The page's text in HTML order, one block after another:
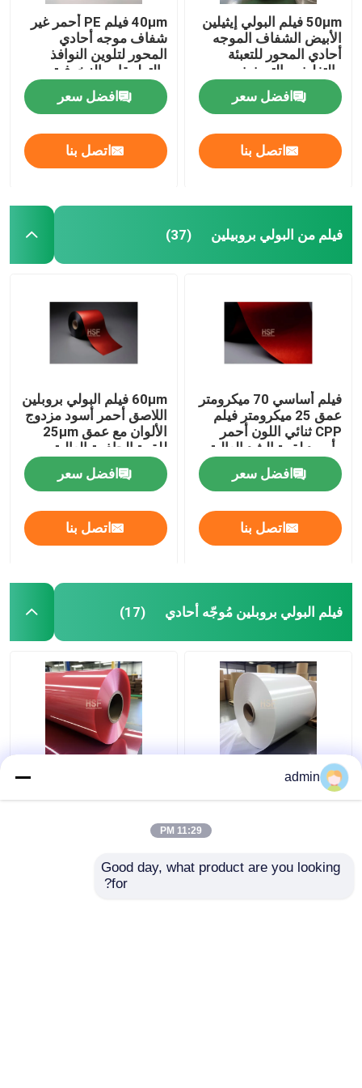
50μm فيلم البولي إيثيلين
الأبيض الشفاف الموجه
أحادي المحور للتعبئة
والتغليف والتصفيف
افضل سعر
اتصل بنا
40μm فيلم PE أحمر غير
شفاف موجه أحادي
المحور لتلوين النوافذ
والتطبيقات الزخرفية
افضل سعر
اتصل بنا
فيلم من البولي بروبيلين (37)
فيلم أساسي 70 ميكرومتر
عمق 25 ميكرومتر فيلم
CPP ثنائي اللون أحمر
وأسود لقوة الشد العالية
والتعبئة المقاومة للتمزق
افضل سعر
اتصل بنا
60μm فيلم البولي بروبلين
اللاصق أحمر أسود مزدوج
الألوان مع عمق 25μm
للقوة الجاذبية العالية
ومقاومة الدموع
افضل سعر
اتصل بنا
فيلم البولي بروبلين مُوجّه أحادي (17)
70 ميكرومتر متوافق مع
1300mm الشفاف الأحمر
للشرائط الملصقات
والتغليف الغذائي
admin
11:29 PM
Good day, what product are you looking
for?